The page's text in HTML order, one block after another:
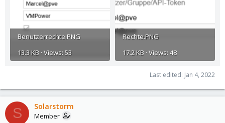
Benutzerrechte.PNG
13.3 KB · Views: 53
Rechte.PNG
17.2 KB · Views: 48
Last edited: Jan 4, 2022
S Solarstorm
Member